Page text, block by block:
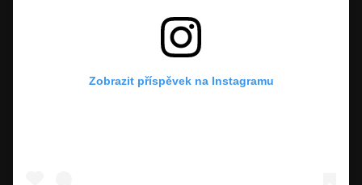
Zobrazit příspěvek na Instagramu